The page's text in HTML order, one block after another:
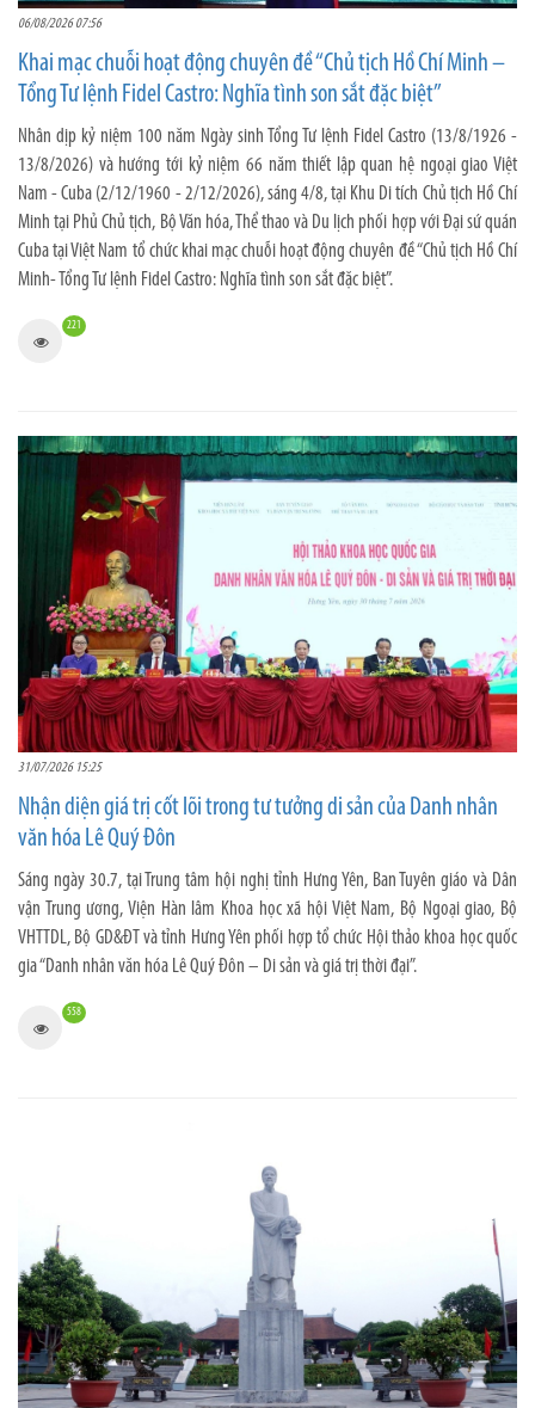
06/08/2026 07:56
Khai mạc chuỗi hoạt động chuyên đề “Chủ tịch Hồ Chí Minh –
Tổng Tư lệnh Fidel Castro: Nghĩa tình son sắt đặc biệt”
Nhân dịp kỷ niệm 100 năm Ngày sinh Tổng Tư lệnh Fidel Castro (13/8/1926 -
13/8/2026) và hướng tới kỷ niệm 66 năm thiết lập quan hệ ngoại giao Việt
Nam - Cuba (2/12/1960 - 2/12/2026), sáng 4/8, tại Khu Di tích Chủ tịch Hồ Chí
Minh tại Phủ Chủ tịch, Bộ Văn hóa, Thể thao và Du lịch phối hợp với Đại sứ quán
Cuba tại Việt Nam tổ chức khai mạc chuỗi hoạt động chuyên đề “Chủ tịch Hồ Chí
Minh- Tổng Tư lệnh Fidel Castro: Nghĩa tình son sắt đặc biệt”.
221
31/07/2026 15:25
Nhận diện giá trị cốt lõi trong tư tưởng di sản của Danh nhân
văn hóa Lê Quý Đôn
Sáng ngày 30.7, tại Trung tâm hội nghị tỉnh Hưng Yên, Ban Tuyên giáo và Dân
vận Trung ương, Viện Hàn lâm Khoa học xã hội Việt Nam, Bộ Ngoại giao, Bộ
VHTTDL, Bộ GD&ĐT và tỉnh Hưng Yên phối hợp tổ chức Hội thảo khoa học quốc
gia “Danh nhân văn hóa Lê Quý Đôn – Di sản và giá trị thời đại”.
558